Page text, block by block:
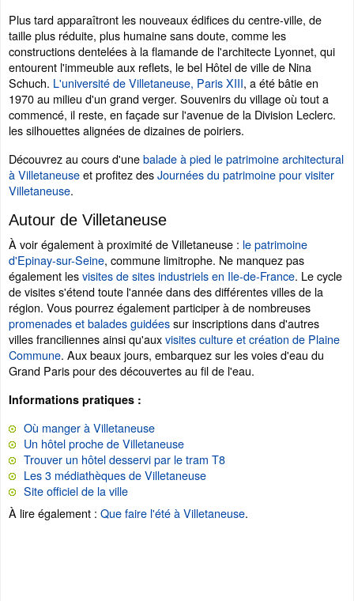
Plus tard apparaîtront les nouveaux édifices du centre-ville, de
taille plus réduite, plus humaine sans doute, comme les
constructions dentelées à la flamande de l'architecte Lyonnet, qui
entourent l'immeuble aux reflets, le bel Hôtel de ville de Nina
Schuch. L'université de Villetaneuse, Paris XIII, a été bâtie en
1970 au milieu d'un grand verger. Souvenirs du village où tout a
commencé, il reste, en façade sur l'avenue de la Division Leclerc.
les silhouettes alignées de dizaines de poiriers.
Découvrez au cours d'unebalade à pied le patrimoine architectural
à Villetaneuseet profitez desJournées du patrimoine pour visiter
Villetaneuse.
Autour de Villetaneuse
À voir également à proximité de Villetaneuse : le patrimoine
d'Epinay-sur-Seine, commune limitrophe. Ne manquez pas
également lesvisites de sites industriels en Ile-de-France. Le cycle
de visites s'étend toute l'année dans des différentes villes de la
région. Vous pourrez également participer à de nombreuses
promenades et balades guidéessur inscriptions dans d'autres
villes franciliennes ainsi qu'auxvisites culture et création de Plaine
Commune. Aux beaux jours, embarquez sur les voies d'eau du
Grand Paris pour des découvertes au fil de l'eau.
Informations pratiques :
Où manger à Villetaneuse
Un hôtel proche de Villetaneuse
Trouver un hôtel desservi par le tram T8
Les 3 médiathèques de Villetaneuse
Site officiel de la ville
À lire également : Que faire l'été à Villetaneuse.